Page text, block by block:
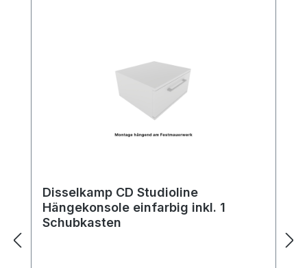
Disselkamp CD Studioline
Hängekonsole einfarbig inkl. 1
Schubkasten